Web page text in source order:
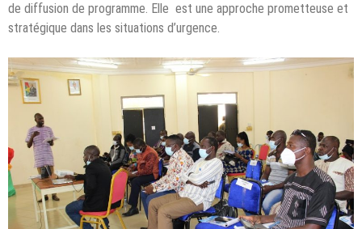
de diffusion de programme. Elle est une approche prometteuse et
stratégique dans les situations d’urgence.